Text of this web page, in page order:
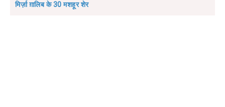
मिर्ज़ा ग़ालिब के 30 मशहूर शेर